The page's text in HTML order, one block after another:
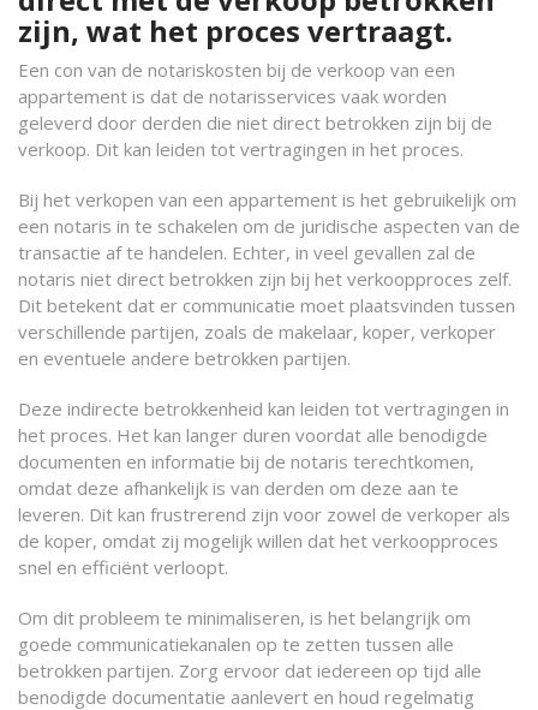
zijn, wat het proces vertraagt.
Een con van de notariskosten bij de verkoop van een
appartement is dat de notarisservices vaak worden
geleverd door derden die niet direct betrokken zijn bij de
verkoop. Dit kan leiden tot vertragingen in het proces.
Bij het verkopen van een appartement is het gebruikelijk om
een notaris in te schakelen om de juridische aspecten van de
transactie af te handelen. Echter, in veel gevallen zal de
notaris niet direct betrokken zijn bij het verkoopproces zelf.
Dit betekent dat er communicatie moet plaatsvinden tussen
verschillende partijen, zoals de makelaar, koper, verkoper
en eventuele andere betrokken partijen.
Deze indirecte betrokkenheid kan leiden tot vertragingen in
het proces. Het kan langer duren voordat alle benodigde
documenten en informatie bij de notaris terechtkomen,
omdat deze afhankelijk is van derden om deze aan te
leveren. Dit kan frustrerend zijn voor zowel de verkoper als
de koper, omdat zij mogelijk willen dat het verkoopproces
snel en efficiënt verloopt.
Om dit probleem te minimaliseren, is het belangrijk om
goede communicatiekanalen op te zetten tussen alle
betrokken partijen. Zorg ervoor dat iedereen op tijd alle
benodigde documentatie aanlevert en houd regelmatig